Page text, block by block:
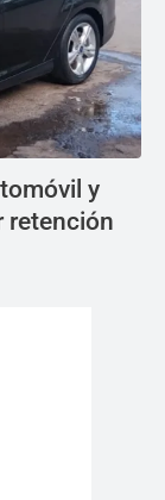
y
retención